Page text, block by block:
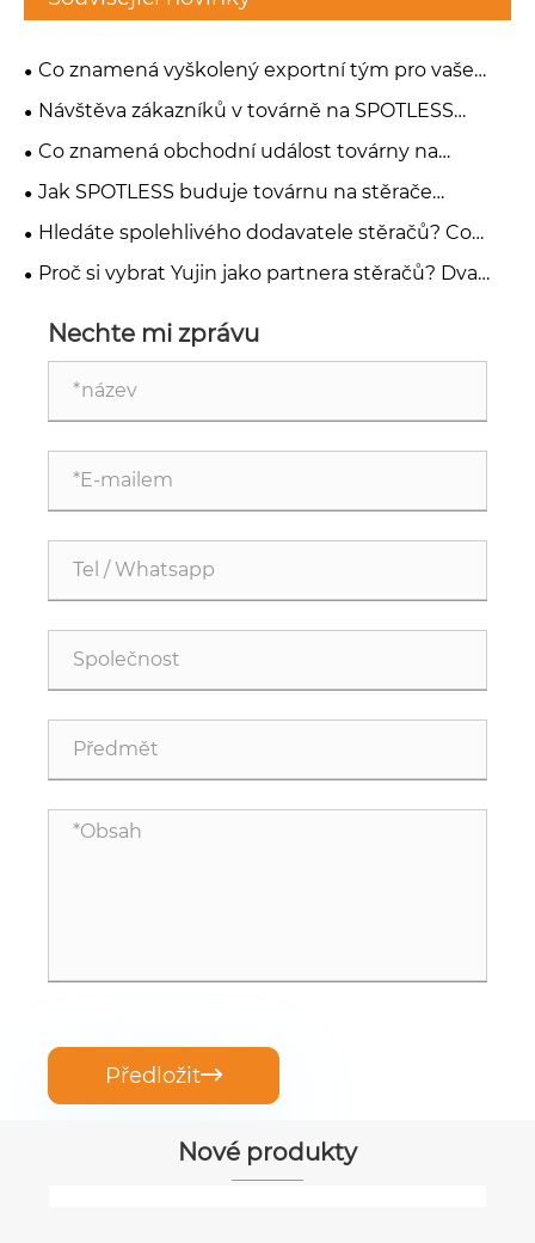
Co znamená vyškolený exportní tým pro vaše
objednávky stěračů: Doba odezvy, přesnost a
Návštěva zákazníků v továrně na SPOTLESS
Wiper Blade: Krok ke spolehlivému nákupu
Co znamená obchodní událost továrny na
stěrače pro váš dodavatelský řetězec?
Jak SPOTLESS buduje továrnu na stěrače
připravenou na budoucnost?
Hledáte spolehlivého dodavatele stěračů? Co
vám dvě nedávné návštěvy zákazníků říkají o
BEZPOškvrně
Proč si vybrat Yujin jako partnera stěračů? Dva
Nechte mi zprávu
Předložit
Nové produkty